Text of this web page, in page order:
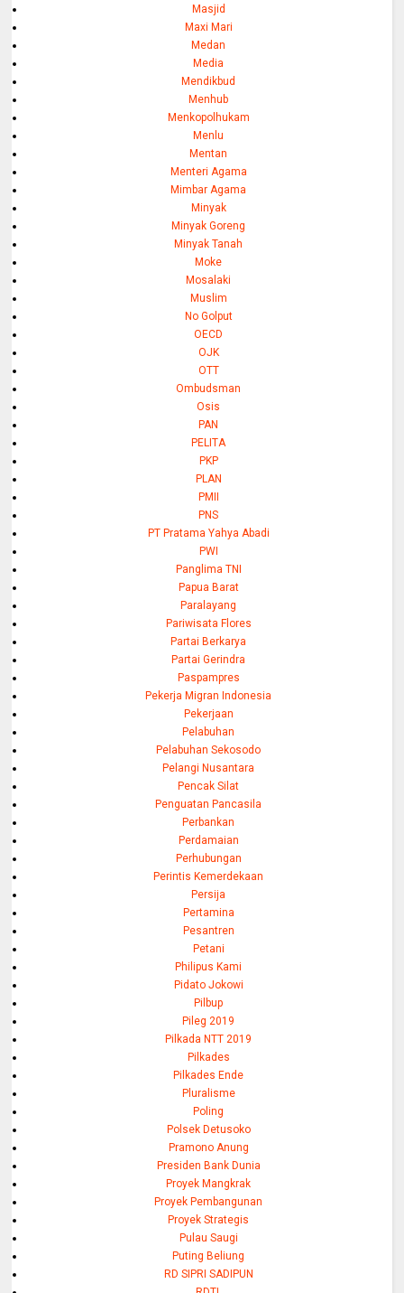
Masjid
Maxi Mari
Medan
Media
Mendikbud
Menhub
Menkopolhukam
Menlu
Mentan
Menteri Agama
Mimbar Agama
Minyak
Minyak Goreng
Minyak Tanah
Moke
Mosalaki
Muslim
No Golput
OECD
OJK
OTT
Ombudsman
Osis
PAN
PELITA
PKP
PLAN
PMII
PNS
PT Pratama Yahya Abadi
PWI
Panglima TNI
Papua Barat
Paralayang
Pariwisata Flores
Partai Berkarya
Partai Gerindra
Paspampres
Pekerja Migran Indonesia
Pekerjaan
Pelabuhan
Pelabuhan Sekosodo
Pelangi Nusantara
Pencak Silat
Penguatan Pancasila
Perbankan
Perdamaian
Perhubungan
Perintis Kemerdekaan
Persija
Pertamina
Pesantren
Petani
Philipus Kami
Pidato Jokowi
Pilbup
Pileg 2019
Pilkada NTT 2019
Pilkades
Pilkades Ende
Pluralisme
Poling
Polsek Detusoko
Pramono Anung
Presiden Bank Dunia
Proyek Mangkrak
Proyek Pembangunan
Proyek Strategis
Pulau Saugi
Puting Beliung
RD SIPRI SADIPUN